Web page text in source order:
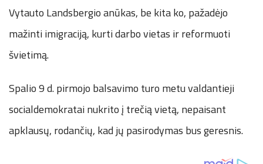
Vytauto Landsbergio anūkas, be kita ko, pažadėjo
mažinti imigraciją, kurti darbo vietas ir reformuoti
švietimą.
Spalio 9 d. pirmojo balsavimo turo metu valdantieji
socialdemokratai nukrito į trečią vietą, nepaisant
apklausų, rodančių, kad jų pasirodymas bus geresnis.